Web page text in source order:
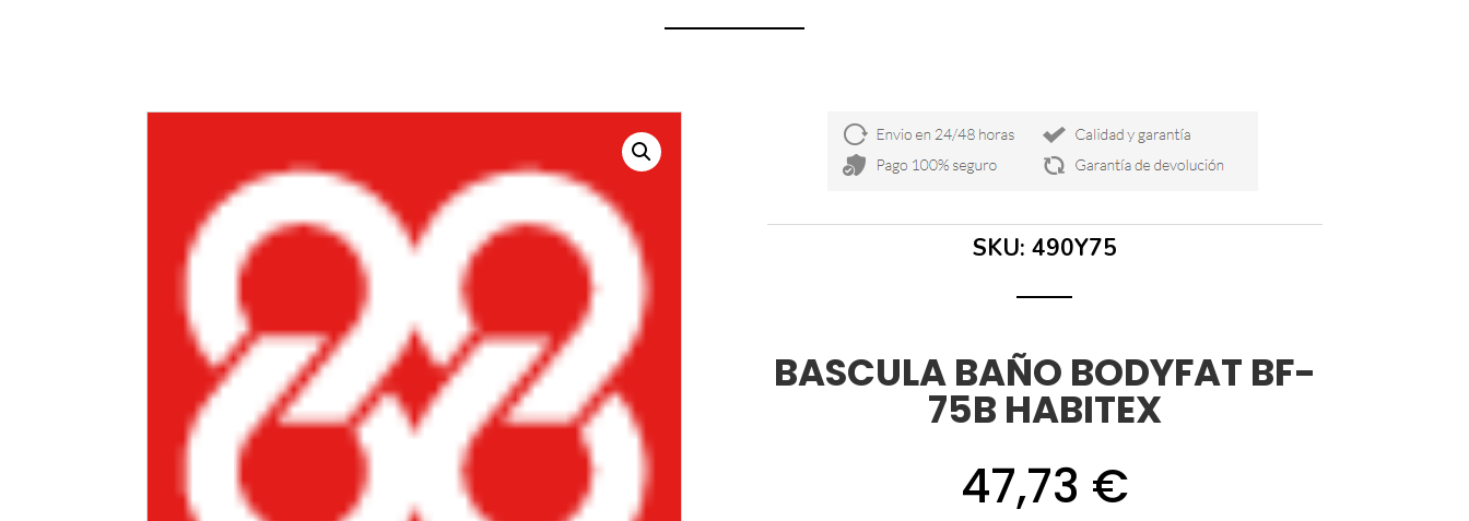
SKU: 490Y75
BASCULA BAÑO BODYFAT BF-
75B HABITEX
47,73 €